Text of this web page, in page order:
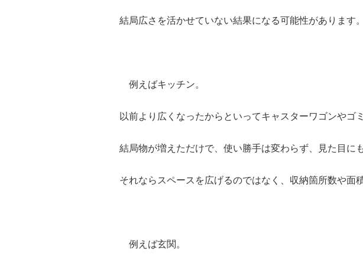
結局広さを活かせていない結果になる可能性があります。
例えばキッチン。
以前より広くなったからといってキャスターワゴンやゴ
結局物が増えただけで、使い勝手は変わらず、見た目に
それならスペースを広げるのではなく、収納箇所数や面
例えば玄関。